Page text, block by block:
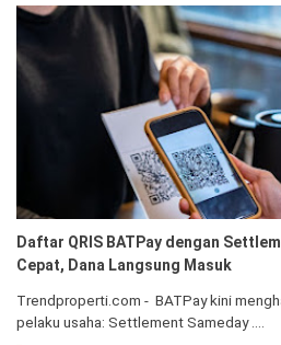
Daftar QRIS BATPay dengan
Cepat, Dana Langsung Masuk
Trendproperti.com - BATPay kini
pelaku usaha: Settlement Sameday .…